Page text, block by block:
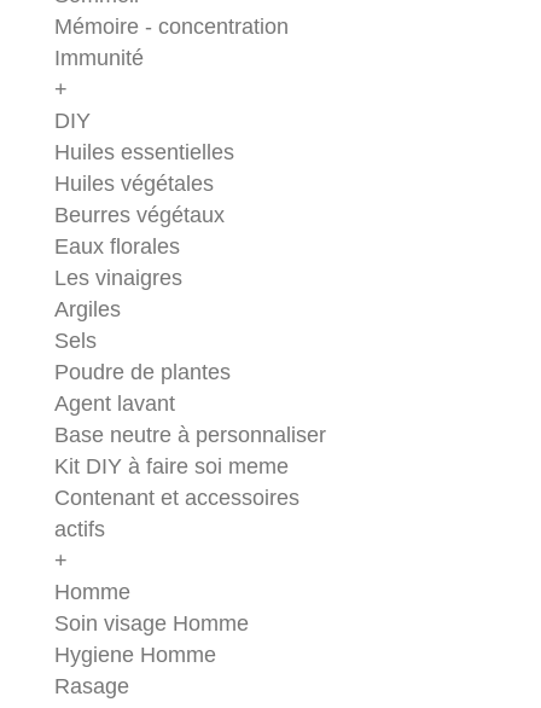
Mémoire - concentration
Immunité
+
DIY
Huiles essentielles
Huiles végétales
Beurres végétaux
Eaux florales
Les vinaigres
Argiles
Sels
Poudre de plantes
Agent lavant
Base neutre à personnaliser
Kit DIY à faire soi meme
Contenant et accessoires
actifs
+
Homme
Soin visage Homme
Hygiene Homme
Rasage